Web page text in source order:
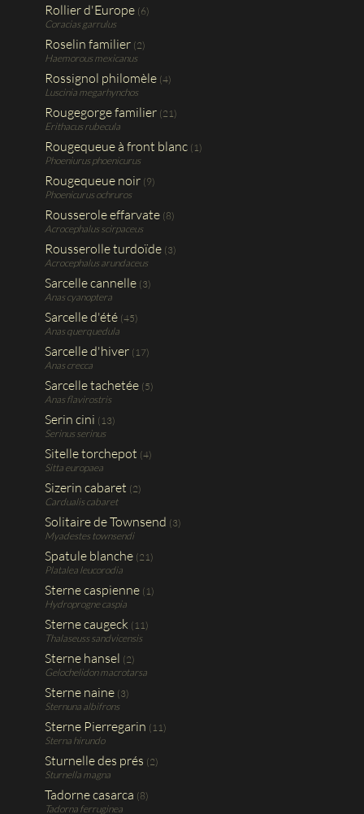
Rollier d'Europe (6)
Coracias garrulus
Roselin familier (2)
Haemorous mexicanus
Rossignol philomèle (4)
Luscinia megarhynchos
Rougegorge familier (21)
Erithacus rubecula
Rougequeue à front blanc (1)
Phoeniurus phoenicurus
Rougequeue noir (9)
Phoenicurus ochruros
Rousserole effarvate (8)
Acrocephalus scirpaceus
Rousserolle turdoïde (3)
Acrocephalus arundaceus
Sarcelle cannelle (3)
Anas cyanoptera
Sarcelle d'été (45)
Anas querquedula
Sarcelle d'hiver (17)
Anas crecca
Sarcelle tachetée (5)
Anas flavirostris
Serin cini (13)
Serinus serinus
Sitelle torchepot (4)
Sitta europaea
Sizerin cabaret (2)
Cardualis cabaret
Solitaire de Townsend (3)
Myadestes townsendi
Spatule blanche (21)
Platalea leucorodia
Sterne caspienne (1)
Hydroprogne caspia
Sterne caugeck (11)
Thalaseuss sandvicensis
Sterne hansel (2)
Gelochelidon macrotarsa
Sterne naine (3)
Sternuna albifrons
Sterne Pierregarin (11)
Sterna hirundo
Sturnelle des prés (2)
Sturnella magna
Tadorne casarca (8)
Tadorna ferruginea